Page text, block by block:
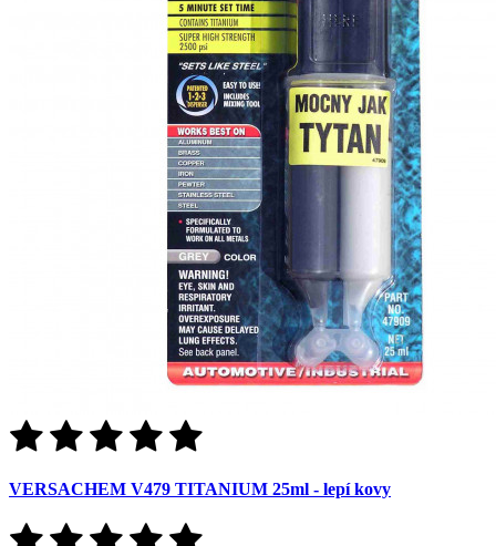
VERSACHEM V479 TITANIUM 25ml - lepí kovy